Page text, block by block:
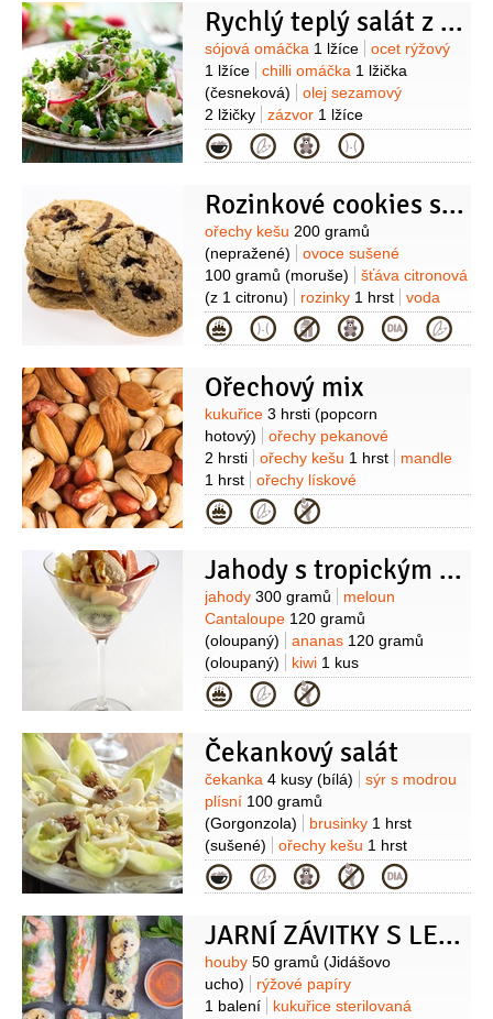
150 gramů (vyloupaný)
ořechy kešu
20 gramů
olej olivový 4 lžíce
vývar
kuřecí
150 mililitrů bylinky
(čerstvé směs )
česnek
2 stroužky
sýr Mozzarella
200 gramů
Rychlý teplý salát z hrášku a ředkviček s kešu oříšky
Suroviny
sójová omáčka 1 lžíce
ocet rýžový
1 lžíce
chilli omáčka 1 lžička
(česneková)
olej sezamový
2 lžičky
zázvor 1 lžíce
(prolisovaného)
hrášek cukrový
3 hrnky
ředkvičky1 svazek
cibulka
(nesolené)
Kategorie
Rozinkové cookies s moruší
Suroviny
ořechy kešu 200 gramů
(nepražené)
ovoce sušené
100 gramů (moruše)
šťáva citronová
(z 1 citronu)
rozinky 1 hrst
voda
1 lžíce
Kategorie
Ořechový mix
Suroviny
kukuřice 3 hrsti (popcorn
hotový)
ořechy pekanové
2 hrsti
ořechy kešu 1 hrst
mandle
1 hrst
ořechy lískové
2 hrsti
semínka dýňová
1 hrst
máslo2 lžíce
sirup javorový
Kategorie
Jahody s tropickým ovocem a zmrzlinou
Suroviny
jahody 300 gramů
meloun
Cantaloupe 120 gramů
(oloupaný)
ananas 120 gramů
(oloupaný)
kiwi 1 kus
(oloupané)
zmrzlina
(oříšková)
ořechy kešu
Kategorie
Čekankový salát
Suroviny
čekanka 4 kusy (bílá)
sýr s modrou
plísní 100 gramů
(Gorgonzola)
brusinky 1 hrst
(sušené)
ořechy kešu 1 hrst
(nesolené)
olej olivový 3 lžíce
Balsamico1 lžíce sůl pepř
Kategorie
JARNÍ ZÁVITKY S LETNÍ NÁPLNÍ
Suroviny
houby 50 gramů (Jidášovo
ucho)
rýžové papíry
1 balení
kukuřice sterilovaná